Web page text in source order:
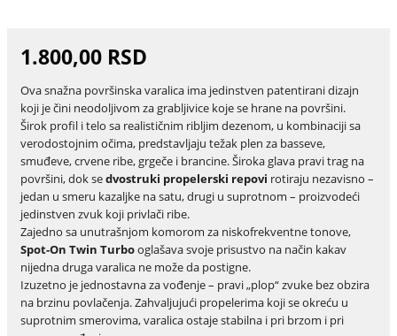
1.800,00 RSD
Ova snažna površinska varalica ima jedinstven patentirani dizajn
koji je čini neodoljivom za grabljivice koje se hrane na površini.
Širok profil i telo sa realističnim ribljim dezenom, u kombinaciji sa
verodostojnim očima, predstavljaju težak plen za basseve,
smuđeve, crvene ribe, grgeče i brancine. Široka glava pravi trag na
površini, dok sedvostruki propelerski repovi rotiraju nezavisno –
jedan u smeru kazaljke na satu, drugi u suprotnom – proizvodeći
jedinstven zvuk koji privlači ribe.
Zajedno sa unutrašnjom komorom za niskofrekventne tonove,
Spot-On Twin Turbooglašava svoje prisustvo na način kakav
nijedna druga varalica ne može da postigne.
Izuzetno je jednostavna za vođenje – pravi „plop“ zvuke bez obzira
na brzinu povlačenja. Zahvaljujući propelerima koji se okreću u
suprotnim smerovima, varalica ostaje stabilna i pri brzom i pri